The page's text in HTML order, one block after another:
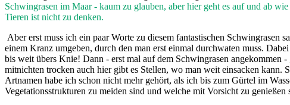
Schwingrasen im Maar - kaum zu glauben, aber hier geht es auf und ab
Tieren ist nicht zu denken.
Aber erst muss ich ein paar Worte zu diesem fantastischen
einem Kranz umgeben, durch den man erst einmal durchwaten muss.
bis weit übers Knie! Dann - erst mal auf dem Schwingrasen angekommen
mitnichten trocken auch hier gibt es Stellen, wo man weit einsacken
Artnamen habe ich schon nicht mehr gehört, als ich bis zum Gürtel im
Vegetationsstrukturen zu meiden sind und welche mit Vorsicht zu genießen